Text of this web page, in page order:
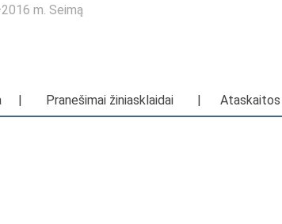
m. Seimą
| Pranešimai žiniasklaidai | Ataskaitos